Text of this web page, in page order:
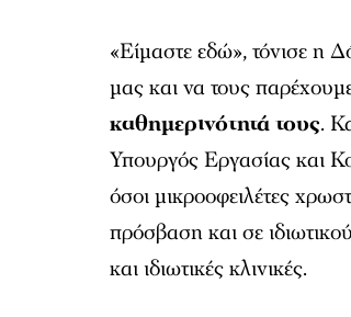
«Είμαστε εδώ», τόνισε η
μας και να τους
καθημερινότητά τους.
Υπουργός Εργασίας και
όσοι μικροοφειλέτες
πρόσβαση και σε
και ιδιωτικές κλινικές.